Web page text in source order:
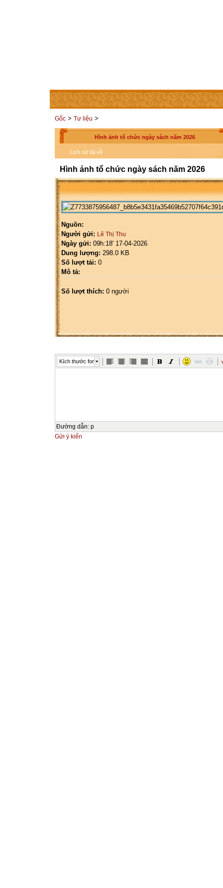
TRANG CHỦ THÀNH VIÊN LIÊN HỆ CÁC
Gốc > Tư liệu >
Hình ảnh tổ chức ngày sách năm 2026
Lịch sử tải về
Hình ảnh tổ chức ngày sách năm 2026
Nguồn:
Người gửi: Lê Thị Thu
Ngày gửi: 09h:18' 17-04-2026
Dung lượng: 298.0 KB
Số lượt tải: 0
Mô tả:
Số lượt thích: 0 người
Kích thước font
Đường dẫn: p
Gửi ý kiến